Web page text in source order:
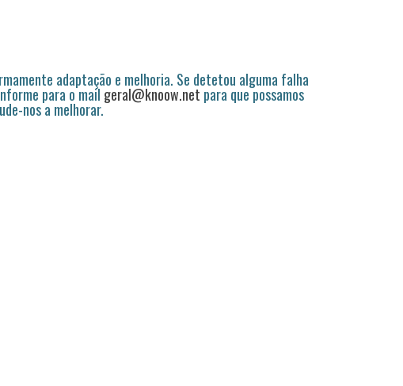
adaptação e melhoria. Se detetou alguma falha
para o mail geral@knoow.net para que possamos
nos a melhorar.